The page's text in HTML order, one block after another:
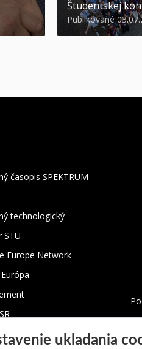
Študentskej
Publikované
časopis SPEKTRUM
technologický
STU
Europe Network
ukladania